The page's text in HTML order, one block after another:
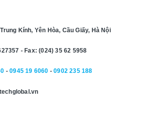
Kính, Yên Hòa, Cầu Giấy, Hà Nội
- Fax: (024) 35 62 5958
-0945 19 6060 -0902 235 188